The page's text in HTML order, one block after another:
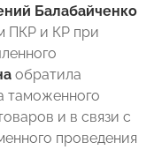
Балабайченко
ПКР и КР при
обратила
таможенного
и в связи с
проведения